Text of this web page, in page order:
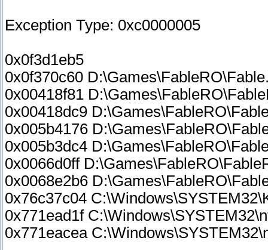
Exception Type: 0xc0000005
0x0f3d1eb5
0x0f370c60
0x00418f81
0x00418dc9
0x005b4176
0x005b3dc4
0x0066d0ff
0x0068e2b6
0x76c37c04
0x771ead1f
0x771eacea